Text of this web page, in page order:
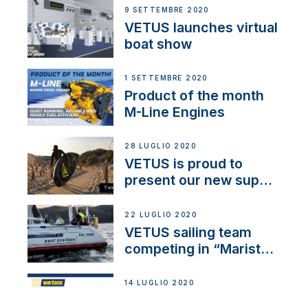
9 SETTEMBRE 2020
VETUS launches virtual
boat show
1 SETTEMBRE 2020
Product of the month
M-Line Engines
28 LUGLIO 2020
VETUS is proud to
present our new sup
22 LUGLIO 2020
VETUS sailing team
competing in “Maristo
14 LUGLIO 2020